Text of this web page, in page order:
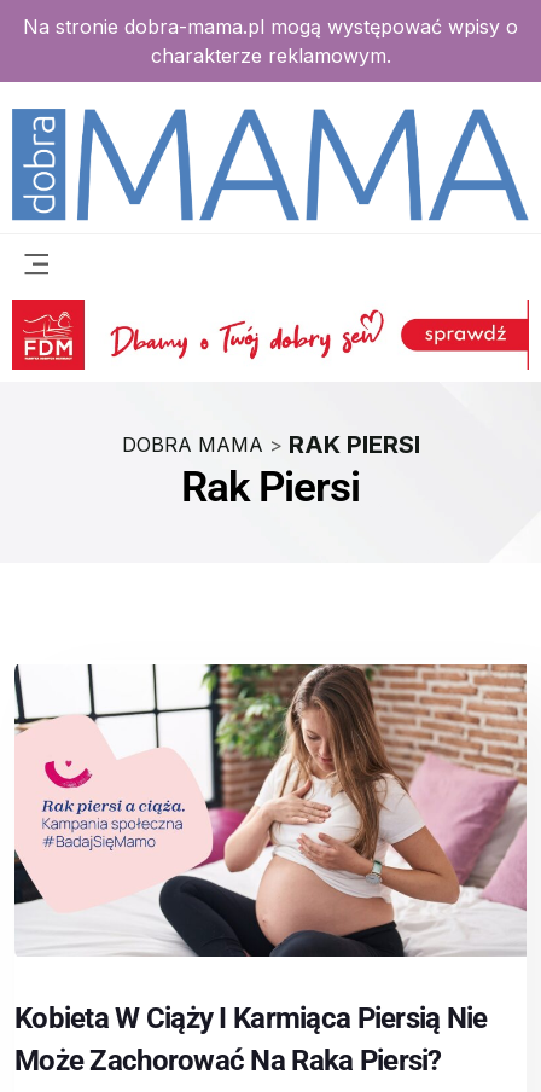
Na stronie dobra-mama.pl mogą występować wpisy o
charakterze reklamowym.
DOBRA MAMA > RAK PIERSI
Rak Piersi
Kobieta W Ciąży I Karmiąca Piersią Nie
Może Zachorować Na Raka Piersi?